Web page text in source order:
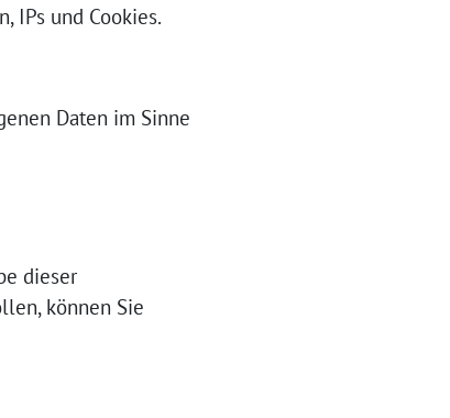
IPs und Cookies.
Daten im Sinne
dieser
können Sie